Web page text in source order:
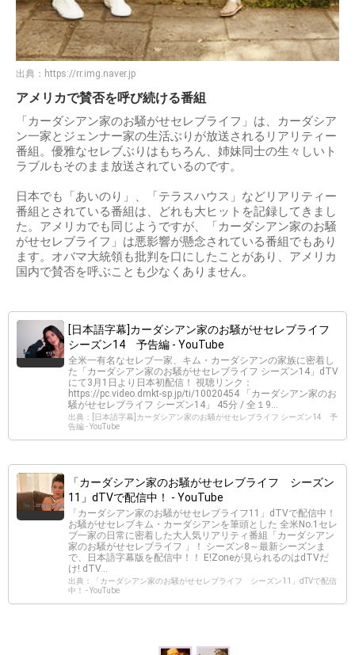
出典： https://rr.img.naver.jp
アメリカで賛否を呼び続ける番組
「カーダシアン家のお騒がせセレブライフ」は、カーダシア
ン一家とジェンナー家の生活ぶりが放送されるリアリティー
番組。優雅なセレブぶりはもちろん、姉妹同士の生々しいト
ラブルもそのまま放送されているのです。
日本でも「あいのり」、「テラスハウス」などリアリティー
番組とされている番組は、どれも大ヒットを記録してきまし
た。アメリカでも同じようですが、「カーダシアン家のお騒
がせセレブライフ」は悪影響が懸念されている番組でもあり
ます。オバマ大統領も批判を口にしたことがあり、アメリカ
国内で賛否を呼ぶことも少なくありません。
[日本語字幕]カーダシアン家のお騒がせセレブライフ
シーズン14 予告編 - YouTube
全米一有名なセレブ一家、キム・カーダシアンの家族に密着し
た「カーダシアン家のお騒がせセレブライフ シーズン14」dTV
にて3月1日より日本初配信！ 視聴リンク：
https://pc.video.dmkt-sp.jp/ti/10020454 「カーダシアン家のお
騒がせセレブライフ シーズン14」 45分 / 全１9...
出典：[日本語字幕]カーダシアン家のお騒がせセレブライフ シーズン14 予
告編 - YouTube
「カーダシアン家のお騒がせセレブライフ シーズン
11」dTVで配信中！ - YouTube
「カーダシアン家のお騒がせセレブライフ11」dTVで配信中！
お騒がせセレブキム・カーダシアンを筆頭とした 全米No.1セレ
ブ一家の日常に密着した大人気リアリティ番組「カーダシアン
家のお騒がせセレブライフ 」！ シーズン8～最新シーズンま
で、日本語字幕版を配信中！！ E!Zoneが見られるのはdTVだ
け! dTV...
出典：「カーダシアン家のお騒がせセレブライフ シーズン11」dTVで配信
中！ - YouTube